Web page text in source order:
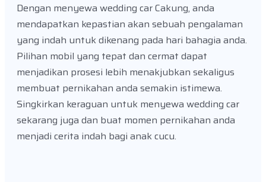
Dengan menyewa wedding car Cakung, anda
mendapatkan kepastian akan sebuah pengalaman
yang indah untuk dikenang pada hari bahagia anda.
Pilihan mobil yang tepat dan cermat dapat
menjadikan prosesi lebih menakjubkan sekaligus
membuat pernikahan anda semakin istimewa.
Singkirkan keraguan untuk menyewa wedding car
sekarang juga dan buat momen pernikahan anda
menjadi cerita indah bagi anak cucu.